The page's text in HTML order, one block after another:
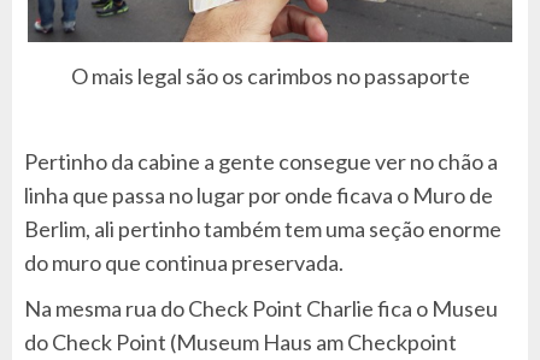
O mais legal são os carimbos no passaporte
Pertinho da cabine a gente consegue ver no chão a
linha que passa no lugar por onde ficava o Muro de
Berlim, ali pertinho também tem uma seção enorme
do muro que continua preservada.
Na mesma rua do Check Point Charlie fica o Museu
do Check Point (Museum Haus am Checkpoint